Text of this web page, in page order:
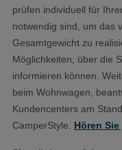
prüfen individuell für
notwendig sind, um das
Gesamtgewicht zu
Möglichkeiten, über die
informieren können.
beim Wohnwagen,
Kundencenters am
CamperStyle. Hören